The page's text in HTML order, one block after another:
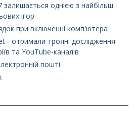
однією з найбільш
ігор
при включенні комп'ютера
- отримали троян: дослідження
та YouTube-каналів
пошті